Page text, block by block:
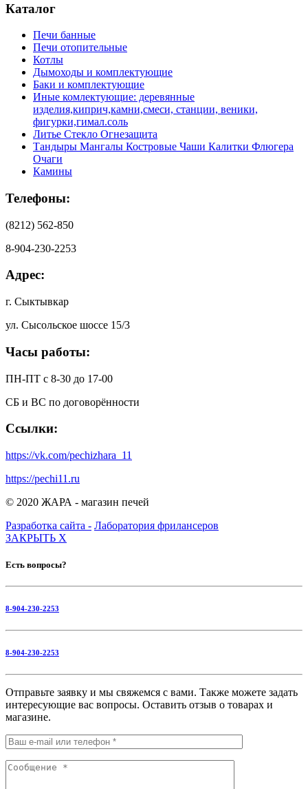
Каталог
Печи банные
Печи отопительные
Котлы
Дымоходы и комплектующие
Баки и комплектующие
Иные комлектующие: деревянные
изделия,киприч,камни,смеси, станции, веники,
фигурки,гимал.соль
Литье Стекло Огнезащита
Тандыры Мангалы Костровые Чаши Калитки Флюгера
Очаги
Камины
Телефоны:
(8212) 562-850
8-904-230-2253
Адрес:
г. Сыктывкар
ул. Сысольское шоссе 15/3
Часы работы:
ПН-ПТ с 8-30 до 17-00
СБ и ВС по договорённости
Ссылки:
https://vk.com/pechizhara_11
https://pechi11.ru
© 2020 ЖАРА - магазин печей
Разработка сайта - Лаборатория фрилансеров
ЗАКРЫТЬ X
Есть вопросы?
8-904-230-2253
8-904-230-2253
Отправьте заявку и мы свяжемся с вами. Также можете задать
интересующие вас вопросы. Оставить отзыв о товарах и
магазине.